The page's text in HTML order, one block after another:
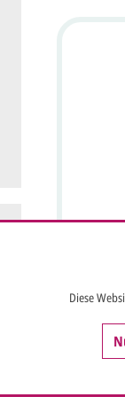
offener
Text
Diese